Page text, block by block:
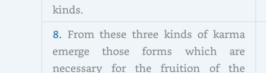
kinds.
8. From these three kinds of karma
emerge those forms which are
necessary for the fruition of the